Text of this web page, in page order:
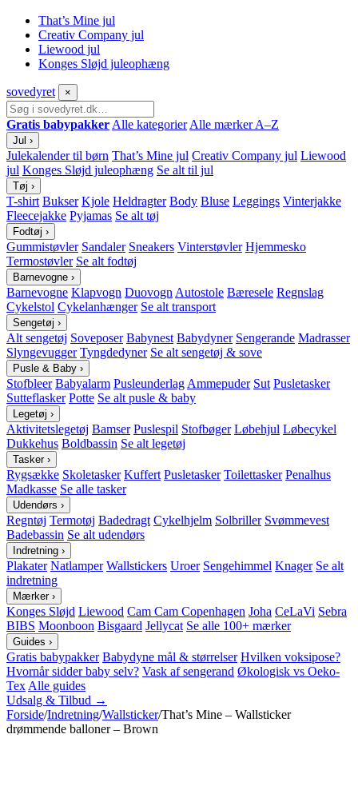
That’s Mine jul
Creativ Company jul
Liewood jul
Konges Sløjd juleophæng
sovedyret ×
Gratis babypakker Alle kategorier Alle mærker A–Z
Jul ›
Julekalender til børn That’s Mine jul Creativ Company jul Liewood
jul Konges Sløjd juleophæng Se alt til jul
Tøj ›
T-shirt Bukser Kjole Heldragter Body Bluse Leggings Vinterjakke
Fleecejakke Pyjamas Se alt tøj
Fodtøj ›
Gummistøvler Sandaler Sneakers Vinterstøvler Hjemmesko
Termostøvler Se alt fodtøj
Barnevogne ›
Barnevogne Klapvogn Duovogn Autostole Bæresele Regnslag
Cykelstol Cykelanhænger Se alt transport
Sengetøj ›
Alt sengetøj Soveposer Babynest Babydyner Sengerande Madrasser
Slyngevugger Tyngdedyner Se alt sengetøj & sove
Pusle & Baby ›
Stofbleer Babyalarm Pusleunderlag Ammepuder Sut Pusletasker
Sutteflasker Potte Se alt pusle & baby
Legetøj ›
Aktivitetslegetøj Bamser Puslespil Stofbøger Løbehjul Løbecykel
Dukkehus Boldbassin Se alt legetøj
Tasker ›
Rygsække Skoletasker Kuffert Pusletasker Toilettasker Penalhus
Madkasse Se alle tasker
Udendørs ›
Regntøj Termotøj Badedragt Cykelhjelm Solbriller Svømmevest
Badebassin Se alt udendørs
Indretning ›
Plakater Natlamper Wallstickers Uroer Sengehimmel Knager Se alt
indretning
Mærker ›
Konges Sløjd Liewood Cam Cam Copenhagen Joha CeLaVi Sebra
BIBS Moonboon Bisgaard Jellycat Se alle 100+ mærker
Guides ›
Gratis babypakker Babydyne mål & størrelser Hvilken voksipose?
Hvornår sidder baby selv? Vask af sengerand Økologisk vs Oeko-
Tex Alle guides
Udsalg & Tilbud →
Forside/Indretning/Wallsticker/That’s Mine – Wallsticker
drømmende balloner – Brown